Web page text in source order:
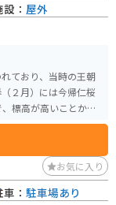
ており、当時の王朝
２月）には今帰仁桜
標高が高いことから
城」ともいわれたり
は無料です。
： 屋外
お気に入り
： 駐車場あり